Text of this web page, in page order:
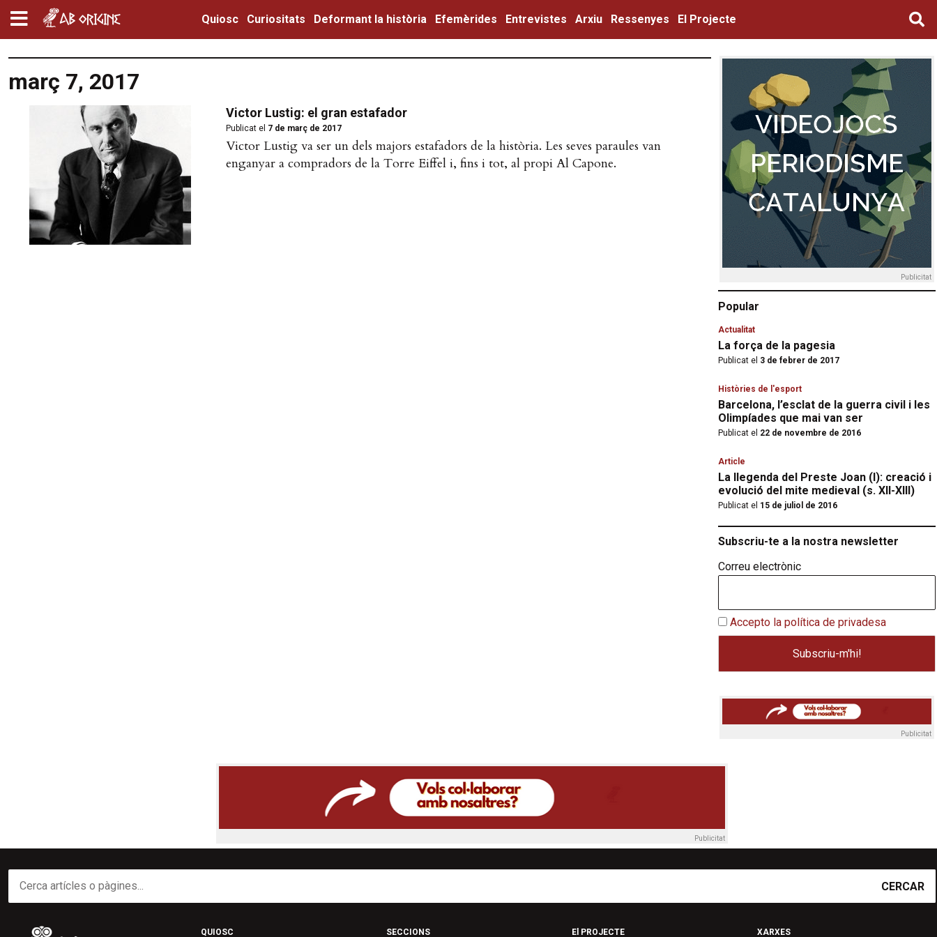
Quiosc Curiositats Deformant la història Efemèrides Entrevistes Arxiu Ressenyes El Projecte
març 7, 2017
Victor Lustig: el gran estafador
Publicat el 7 de març de 2017
Victor Lustig va ser un dels majors estafadors de la història. Les seves paraules van
enganyar a compradors de la Torre Eiffel i, fins i tot, al propi Al Capone.
Publicitat
Popular
Actualitat
La força de la pagesia
Publicat el 3 de febrer de 2017
Històries de l'esport
Barcelona, l’esclat de la guerra civil i les
Olimpíades que mai van ser
Publicat el 22 de novembre de 2016
Article
La llegenda del Preste Joan (I): creació i
evolució del mite medieval (s. XII-XIII)
Publicat el 15 de juliol de 2016
Subscriu-te a la nostra newsletter
Correu electrònic
Accepto la política de privadesa
Publicitat
Publicitat
CERCAR
QUIOSC SECCIONS El PROJECTE XARXES